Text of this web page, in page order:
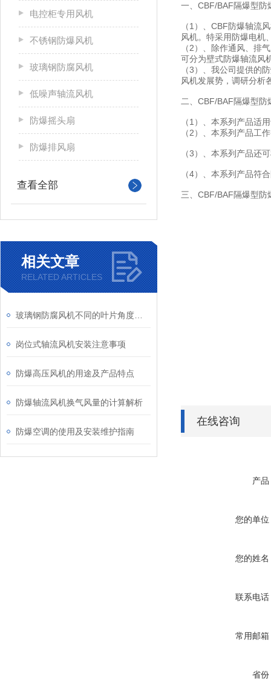
电控柜专用风机
不锈钢防爆风机
玻璃钢防腐风机
低噪声轴流风机
防爆摇头扇
防爆排风扇
查看全部
相关文章
RELATED ARTICLES
岗位式轴流风机安装注意事项
防爆高压风机的用途及产品特点
防爆轴流风机换气风量的计算解析
防爆空调的使用及安装维护指南
一、CBF/BAF隔爆型防
（1）、CBF防爆轴流
风机。特采用防爆电机
（2）、除作通风、排
可分为壁式防爆轴流风
（3）、我公司提供的
风机发展势，调研分析
二、CBF/BAF隔爆型
（1）、本系列产品适
（2）、本系列产品工
（3）、本系列产品还
（4）、本系列产品符
三、CBF/BAF隔爆型
在线咨询
产品
您的单位
您的姓名
联系电话
常用邮箱
省份